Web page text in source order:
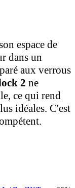
espace de
dans un
aux verrous
2 ne
ce qui rend
idéales. C'est